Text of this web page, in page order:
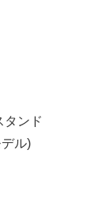
タンド
ル)